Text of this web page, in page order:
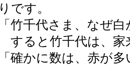
りです。
「竹千代さま、なぜ
すると竹千代は、家
「確かに数は、赤が多